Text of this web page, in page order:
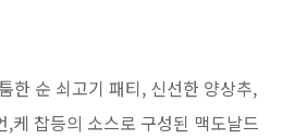
한 순 쇠고기 패티, 신선한 양상추,
케 찹등의 소스로 구성된 맥도날드